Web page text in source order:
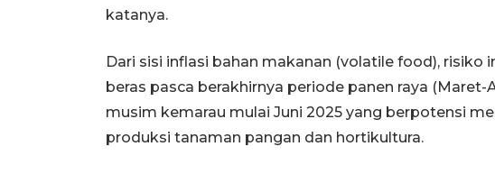
katanya.
Dari sisi inflasi bahan makanan (volatile food), risiko
beras pasca berakhirnya periode panen raya
musim kemarau mulai Juni 2025 yang berpotensi
produksi tanaman pangan dan hortikultura.